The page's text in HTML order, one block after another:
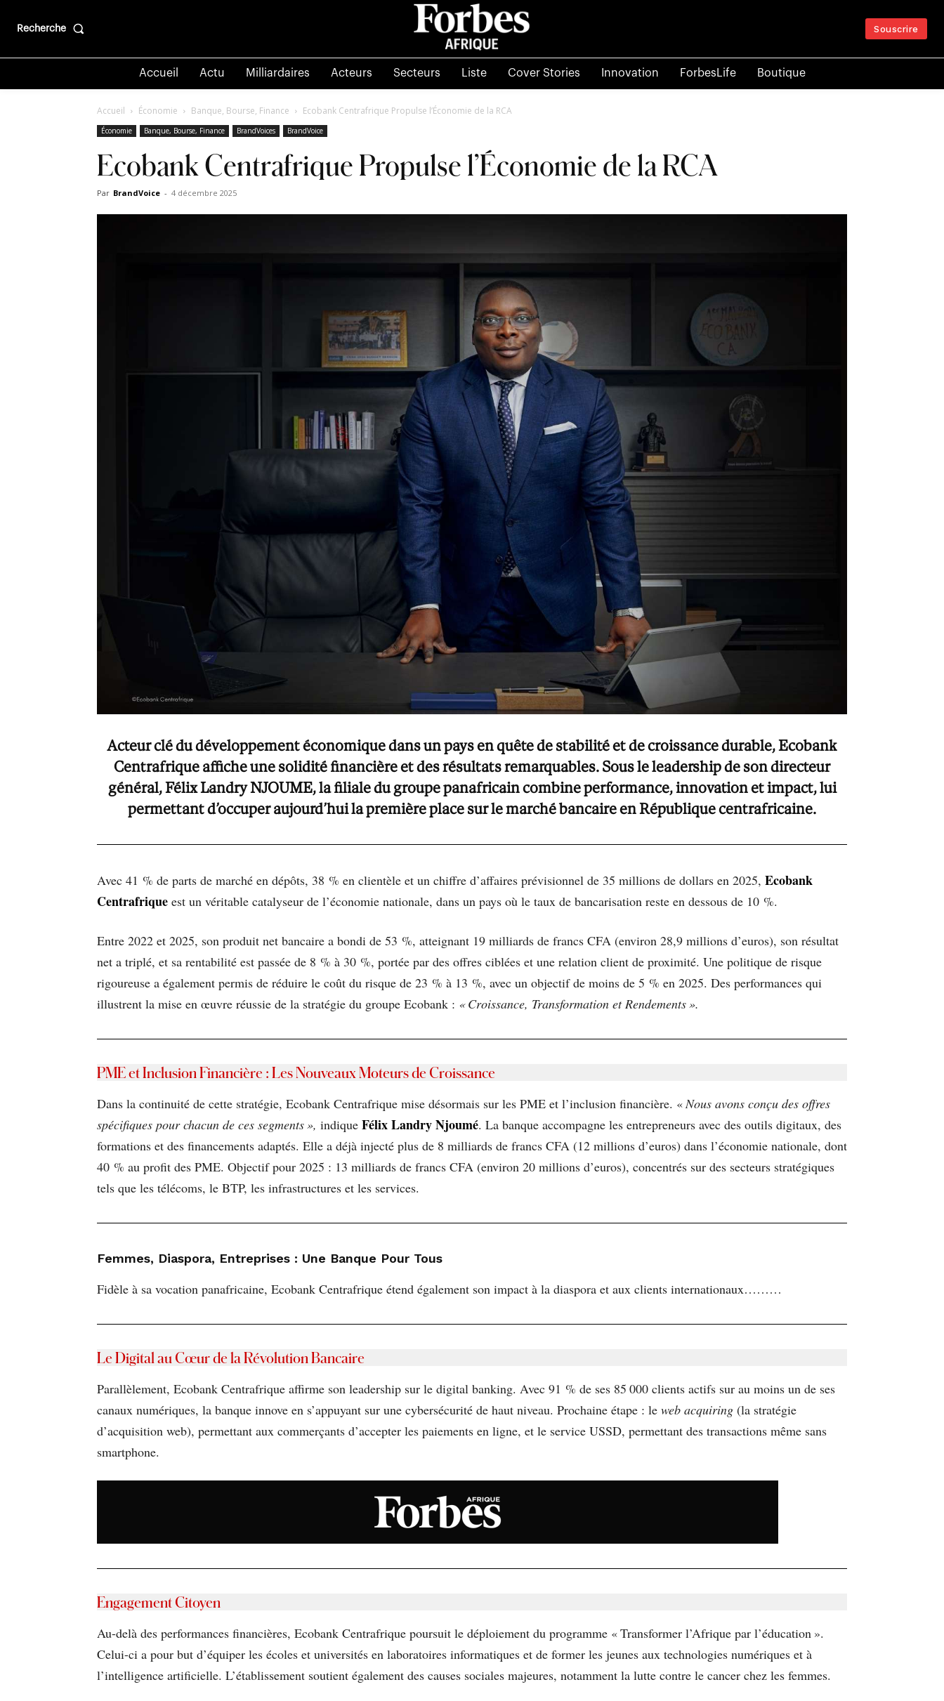
Recherche Souscrire
Accueil Actu Milliardaires Acteurs Secteurs Liste Cover Stories Innovation ForbesLife Boutique
Accueil Économie Banque, Bourse, Finance Ecobank Centrafrique Propulse l’Économie de la RCA
Économie Banque, Bourse, Finance BrandVoices BrandVoice
Ecobank Centrafrique Propulse l’Économie de la RCA
Par BrandVoice - 4 décembre 2025
Acteur clé du développement économique dans un pays en quête de stabilité et de croissance durable, Ecobank
Centrafrique affiche une solidité financière et des résultats remarquables. Sous le leadership de son directeur
général, Félix Landry NJOUME, la filiale du groupe panafricain combine performance, innovation et impact, lui
permettant d’occuper aujourd’hui la première place sur le marché bancaire en République centrafricaine.
Avec 41 % de parts de marché en dépôts, 38 % en clientèle et un chiffre d’affaires prévisionnel de 35 millions de dollars en 2025, Ecobank
Centrafrique est un véritable catalyseur de l’économie nationale, dans un pays où le taux de bancarisation reste en dessous de 10 %.
Entre 2022 et 2025, son produit net bancaire a bondi de 53 %, atteignant 19 milliards de francs CFA (environ 28,9 millions d’euros), son résultat
net a triplé, et sa rentabilité est passée de 8 % à 30 %, portée par des offres ciblées et une relation client de proximité. Une politique de risque
rigoureuse a également permis de réduire le coût du risque de 23 % à 13 %, avec un objectif de moins de 5 % en 2025. Des performances qui
illustrent la mise en œuvre réussie de la stratégie du groupe Ecobank : «Croissance, Transformation et Rendements».
PME et Inclusion Financière : Les Nouveaux Moteurs de Croissance
Dans la continuité de cette stratégie, Ecobank Centrafrique mise désormais sur les PME et l’inclusion financière. « Nous avons conçu des offres
spécifiques pour chacun de ces segments », indique Félix Landry Njoumé. La banque accompagne les entrepreneurs avec des outils digitaux, des
formations et des financements adaptés. Elle a déjà injecté plus de 8 milliards de francs CFA (12 millions d’euros) dans l’économie nationale, dont
40 % au profit des PME. Objectif pour 2025 : 13 milliards de francs CFA (environ 20 millions d’euros), concentrés sur des secteurs stratégiques
tels que les télécoms, le BTP, les infrastructures et les services.
Femmes, Diaspora, Entreprises : Une Banque Pour Tous
Fidèle à sa vocation panafricaine, Ecobank Centrafrique étend également son impact à la diaspora et aux clients internationaux………
Le Digital au Cœur de la Révolution Bancaire
Parallèlement, Ecobank Centrafrique affirme son leadership sur le digital banking. Avec 91 % de ses 85 000 clients actifs sur au moins un de ses
canaux numériques, la banque innove en s’appuyant sur une cybersécurité de haut niveau. Prochaine étape : le web acquiring (la stratégie
d’acquisition web), permettant aux commerçants d’accepter les paiements en ligne, et le service USSD, permettant des transactions même sans
smartphone.
Engagement Citoyen
Au-delà des performances financières, Ecobank Centrafrique poursuit le déploiement du programme « Transformer l’Afrique par l’éducation ».
Celui-ci a pour but d’équiper les écoles et universités en laboratoires informatiques et de former les jeunes aux technologies numériques et à
l’intelligence artificielle. L’établissement soutient également des causes sociales majeures, notamment la lutte contre le cancer chez les femmes.